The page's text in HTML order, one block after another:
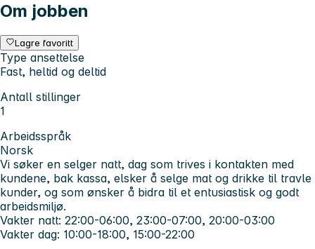
Om jobben
Lagre favoritt
Type ansettelse
Fast, heltid og deltid
Antall stillinger
1
Arbeidsspråk
Norsk
Vi søker en selger natt, dag som trives i kontakten med
kundene, bak kassa, elsker å selge mat og drikke til travle
kunder, og som ønsker å bidra til et entusiastisk og godt
arbeidsmiljø.
Vakter natt: 22:00-06:00, 23:00-07:00, 20:00-03:00
Vakter dag: 10:00-18:00, 15:00-22:00